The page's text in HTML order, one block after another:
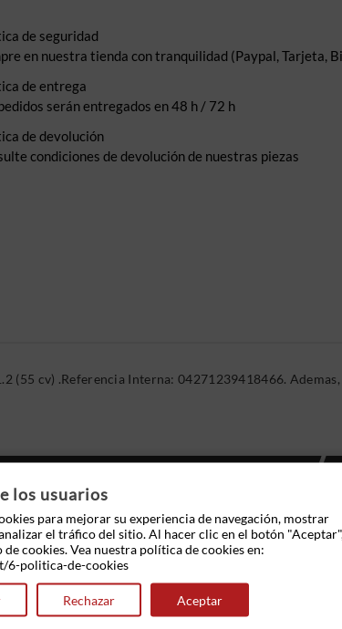
de seguridad
en nuestra tienda con tranquilidad (Paypal, Tarjeta,
de entrega
serán entregados en 48 h / 72 h
de devolución
condiciones de devolución de nuestras piezas
(55 cv) .Referencia Interna: 04271239418466.
los usuarios
para mejorar su experiencia de navegación, mostrar
el tráfico del sitio. Al hacer clic en el botón
cookies. Vea nuestra política de cookies en:
6-politica-de-cookies
Rechazar Aceptar